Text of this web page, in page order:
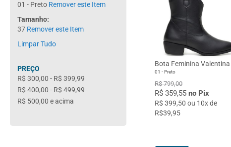
01 - Preto Remover este Item
Tamanho
37 Remover este Item
Limpar Tudo
PREÇO
R$ 300,00 - R$ 399,99
R$ 400,00 - R$ 499,99
R$ 500,00 e acima
Bota Feminina Valentina
01 - Preto
R$ 799,00
R$ 359,55 no Pix
R$ 399,50 ou 10x de
R$39,95